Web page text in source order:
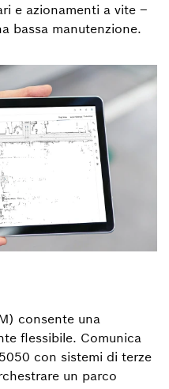
e azionamenti a vite –
bassa manutenzione.
consente una
flessibile. Comunica
con sistemi di terze
un parco